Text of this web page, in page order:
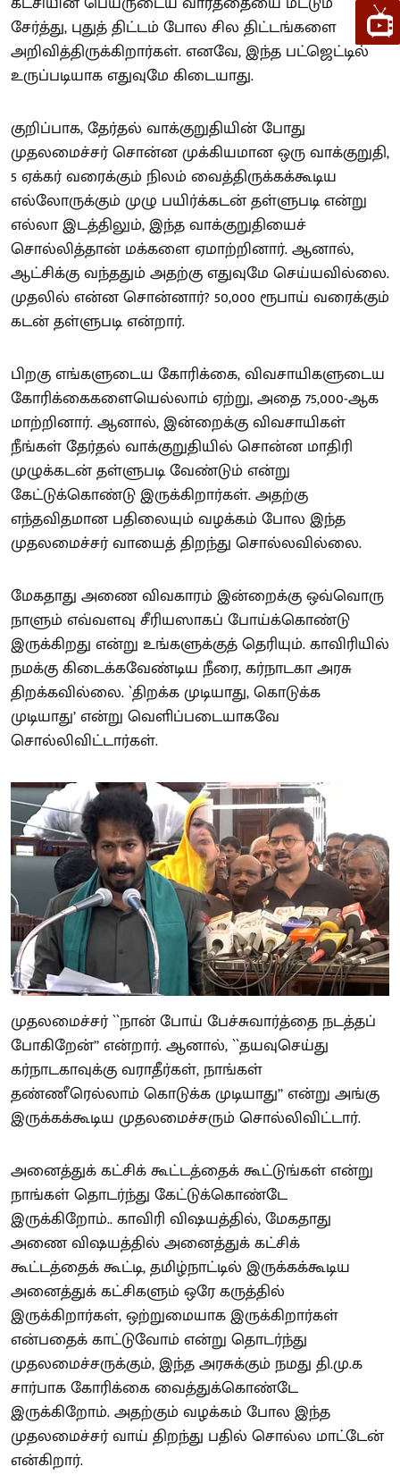
சேர்த்து, புதுத் திட்டம் போல சில திட்டங்களை
அறிவித்திருக்கிறார்கள். எனவே, இந்த பட்ஜெட்டில்
உருப்படியாக எதுவுமே கிடையாது.
குறிப்பாக, தேர்தல் வாக்குறுதியின் போது
முதலமைச்சர் சொன்ன முக்கியமான ஒரு வாக்குறுதி,
5 ஏக்கர் வரைக்கும் நிலம் வைத்திருக்கக்கூடிய
எல்லோருக்கும் முழு பயிர்க்கடன் தள்ளுபடி என்று
எல்லா இடத்திலும், இந்த வாக்குறுதியைச்
சொல்லித்தான் மக்களை ஏமாற்றினார். ஆனால்,
ஆட்சிக்கு வந்ததும் அதற்கு எதுவுமே செய்யவில்லை.
முதலில் என்ன சொன்னார்? 50,000 ரூபாய் வரைக்கும்
கடன் தள்ளுபடி என்றார்.
பிறகு எங்களுடைய கோரிக்கை, விவசாயிகளுடைய
கோரிக்கைகளையெல்லாம் ஏற்று, அதை 75,000-ஆக
மாற்றினார். ஆனால், இன்றைக்கு விவசாயிகள்
நீங்கள் தேர்தல் வாக்குறுதியில் சொன்ன மாதிரி
முழுக்கடன் தள்ளுபடி வேண்டும் என்று
கேட்டுக்கொண்டு இருக்கிறார்கள். அதற்கு
எந்தவிதமான பதிலையும் வழக்கம் போல இந்த
முதலமைச்சர் வாயைத் திறந்து சொல்லவில்லை.
மேகதாது அணை விவகாரம் இன்றைக்கு ஒவ்வொரு
நாளும் எவ்வளவு சீரியஸாகப் போய்க்கொண்டு
இருக்கிறது என்று உங்களுக்குத் தெரியும். காவிரியில்
நமக்கு கிடைக்கவேண்டிய நீரை, கர்நாடகா அரசு
திறக்கவில்லை. `திறக்க முடியாது, கொடுக்க
முடியாது’ என்று வெளிப்படையாகவே
சொல்லிவிட்டார்கள்.
முதலமைச்சர் ``நான் போய் பேச்சுவார்த்தை நடத்தப்
போகிறேன்’’ என்றார். ஆனால், ``தயவுசெய்து
கர்நாடகாவுக்கு வராதீர்கள், நாங்கள்
தண்ணீரெல்லாம் கொடுக்க முடியாது’’ என்று அங்கு
இருக்கக்கூடிய முதலமைச்சரும் சொல்லிவிட்டார்.
அனைத்துக் கட்சிக் கூட்டத்தைக் கூட்டுங்கள் என்று
நாங்கள் தொடர்ந்து கேட்டுக்கொண்டே
இருக்கிறோம்.. காவிரி விஷயத்தில், மேகதாது
அணை விஷயத்தில் அனைத்துக் கட்சிக்
கூட்டத்தைக் கூட்டி, தமிழ்நாட்டில் இருக்கக்கூடிய
அனைத்துக் கட்சிகளும் ஒரே கருத்தில்
இருக்கிறார்கள், ஒற்றுமையாக இருக்கிறார்கள்
என்பதைக் காட்டுவோம் என்று தொடர்ந்து
முதலமைச்சருக்கும், இந்த அரசுக்கும் நமது தி.மு.க
சார்பாக கோரிக்கை வைத்துக்கொண்டே
இருக்கிறோம். அதற்கும் வழக்கம் போல இந்த
முதலமைச்சர் வாய் திறந்து பதில் சொல்ல மாட்டேன்
என்கிறார்.